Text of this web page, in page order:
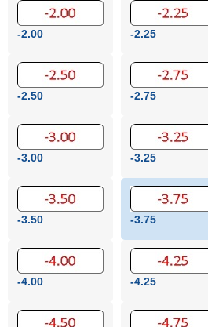
-2.00 -2.25
-2.50 -2.75
-3.00 -3.25
-3.50 -3.75
-4.00 -4.25